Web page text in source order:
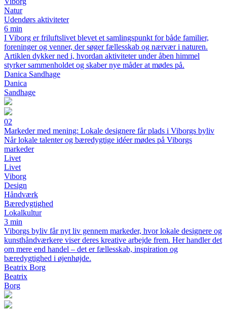
Natur
Udendørs aktiviteter
6 min
I Viborg er friluftslivet blevet et samlingspunkt for både familier,
foreninger og venner, der søger fællesskab og nærvær i naturen.
Artiklen dykker ned i, hvordan aktiviteter under åben himmel
styrker sammenholdet og skaber nye måder at mødes på.
Danica Sandhage
Danica
Sandhage
02
Markeder med mening: Lokale designere får plads i Viborgs byliv
Når lokale talenter og bæredygtige idéer mødes på Viborgs
markeder
Livet
Livet
Viborg
Design
Håndværk
Bæredygtighed
Lokalkultur
3 min
Viborgs byliv får nyt liv gennem markeder, hvor lokale designere og
kunsthåndværkere viser deres kreative arbejde frem. Her handler det
om mere end handel – det er fællesskab, inspiration og
bæredygtighed i øjenhøjde.
Beatrix Borg
Beatrix
Borg